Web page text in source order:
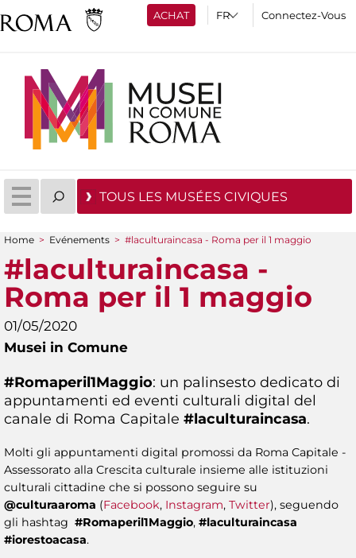
ACHAT Connectez-Vous
TOUS LES MUSÉES CIVIQUES
You are here
Home > Evénements > #laculturaincasa - Roma per il 1 maggio
#laculturaincasa -
Roma per il 1 maggio
01/05/2020
Musei in Comune
#Romaperil1Maggio: un palinsesto dedicato di
appuntamenti ed eventi culturali digital del
canale di Roma Capitale #laculturaincasa.
Molti gli appuntamenti digital promossi da Roma Capitale -
Assessorato alla Crescita culturale insieme alle istituzioni
culturali cittadine che si possono seguire su
@culturaaroma (Facebook, Instagram, Twitter), seguendo
gli hashtag #Romaperil1Maggio, #laculturaincasa
#iorestoacasa.